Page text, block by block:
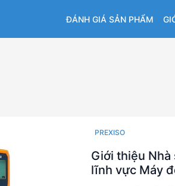
ĐÁNH GIÁ SẢN PHẨM
PREXISO
Giới thiệu Nhà
lĩnh vực Máy